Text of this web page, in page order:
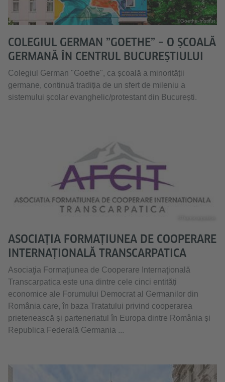
©Goethe-Institut
COLEGIUL GERMAN ”GOETHE” – O ȘCOALĂ
GERMANĂ ÎN CENTRUL BUCUREȘTIULUI
Colegiul German "Goethe", ca școală a minorității
germane, continuă tradiția de un sfert de mileniu a
sistemului școlar evanghelic/protestant din București.
ASOCIAŢIA FORMAŢIUNEA DE COOPERARE
INTERNAŢIONALĂ TRANSCARPATICA
Asociaţia Formaţiunea de Cooperare Internaţională
Transcarpatica este una dintre cele cinci entități
economice ale Forumului Democrat al Germanilor din
România care, în baza Tratatului privind cooperarea
prietenească și parteneriatul în Europa dintre România și
Republica Federală Germania ...